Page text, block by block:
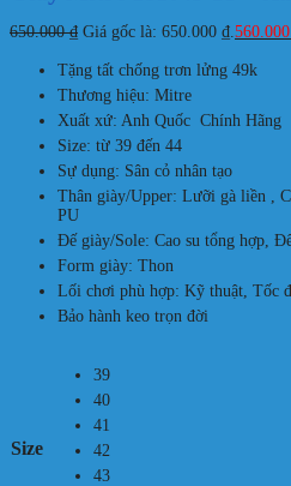
650.000₫ Giá gốc là: 650.000 ₫. 560.000
Tặng tất chống trơn lửng 49k
Thương hiệu: Mitre
Xuất xứ: Anh Quốc Chính Hãng
Size: từ 39 đến 44
Sự dụng: Sân cỏ nhân tạo
Thân giày/Upper: Lưỡi gà liền ,
PU
Đế giày/Sole: Cao su tổng hợp,
Form giày: Thon
Lối chơi phù hợp: Kỹ thuật, Tốc
Bảo hành keo trọn đời
Size
39
40
41
42
43